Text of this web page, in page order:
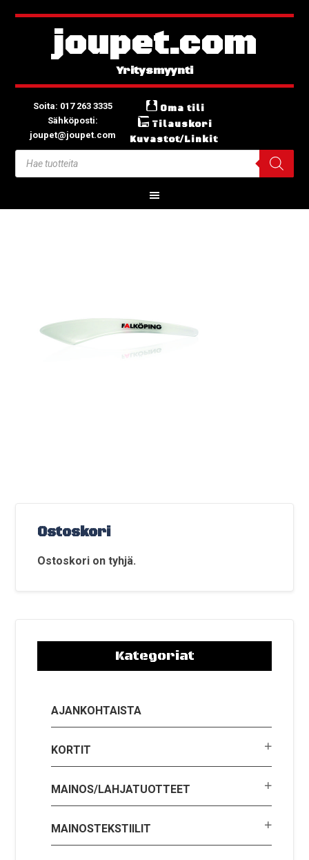
joupet.com
Soita: 017 263 3335
Sähköposti:
joupet@joupet.com
Oma tili
Tilauskori
Kuvastot/Linkit
Ostoskori
Ostoskori on tyhjä.
Kategoriat
AJANKOHTAISTA
KORTIT
MAINOS/LAHJATUOTTEET
MAINOSTEKSTIILIT